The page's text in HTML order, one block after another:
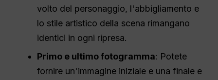
volto del personaggio, l'abbigliamento e
lo stile artistico della scena rimangano
identici in ogni ripresa.
Primo e ultimo fotogramma: Potete
fornire un'immagine iniziale e una finale e